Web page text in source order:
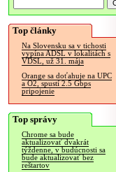
Top články
Na Slovensku sa v tichosti
vypína ADSL v lokalitách s
VDSL, už 31. mája
Orange sa doťahuje na UPC
a O2, spustí 2.5 Gbps
pripojenie
Top správy
Chrome sa bude
aktualizovať dvakrát
týždenne, v budúcnosti sa
bude aktualizovať bez
reštartov